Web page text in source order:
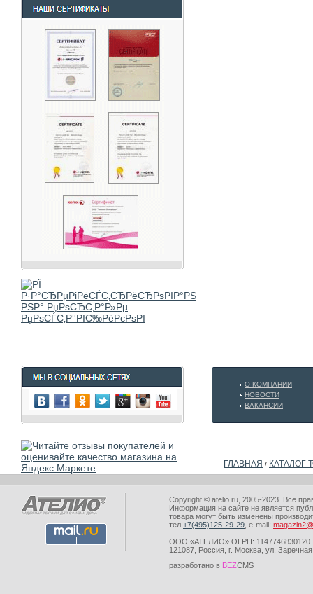
О КОМПАНИИ
НОВОСТИ
ВАКАНСИИ
ГЛАВНАЯ / КАТАЛОГ
Copyright © atelio.ru, 2005-2023. Все
Информация на сайте не является
товара могут быть изменены
тел.+7(495)125-29-29, e-mail:
ООО «АТЕЛИО» ОГРН: 1147746830120
121087, Россия, г. Москва, ул.
разработано в BEZCMS